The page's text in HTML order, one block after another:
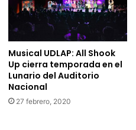
Musical UDLAP: All Shook
Up cierra temporada en el
Lunario del Auditorio
Nacional
27 febrero, 2020